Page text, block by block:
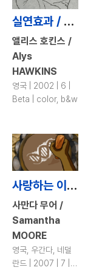
실연효과 / Crying & Wanking
앨리스 호킨스 /
Alys
HAWKINS
영국 | 2002 | 6 |
Beta | color, b&w
사랑하는 이들 / The Beloved Ones
사만다 무어 /
Samantha
MOORE
영국, 우간다, 네덜
란드 | 2007 | 7 |